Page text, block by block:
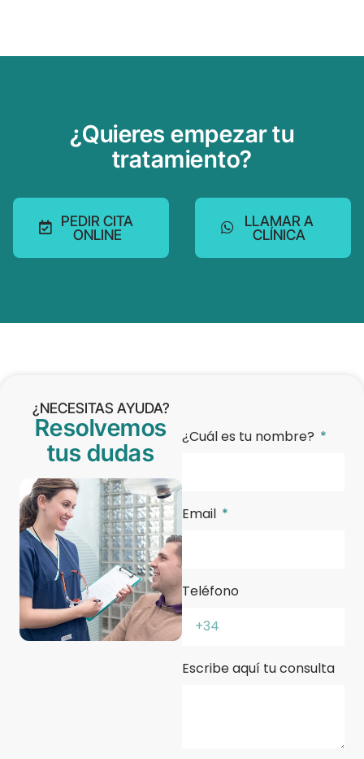
¿Quieres empezar tu
tratamiento?
PEDIR CITA
ONLINE
LLAMAR A
CLÍNICA
¿NECESITAS AYUDA?
Resolvemos
tus dudas
¿Cuál es tu nombre?
Email
Teléfono
Escribe aquí tu consulta